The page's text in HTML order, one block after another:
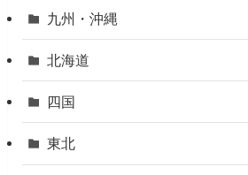
九州・沖縄
北海道
四国
東北